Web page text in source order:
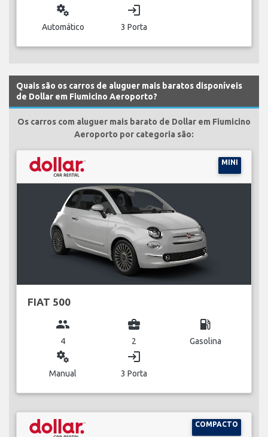
miscellaneous_services
Automático
login
3 Porta
Quais são os carros de aluguer mais baratos disponíveis
de Dollar em Fiumicino Aeroporto?
Os carros com aluguer mais barato de Dollar em Fiumicino
Aeroporto por categoria são:
MINI
FIAT 500
group
4
business_center
2
local_gas_station
Gasolina
miscellaneous_services
Manual
login
3 Porta
COMPACTO